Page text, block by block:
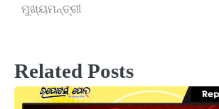
ମୁଖ୍ୟମନ୍ତ୍ରୀ
Related Posts